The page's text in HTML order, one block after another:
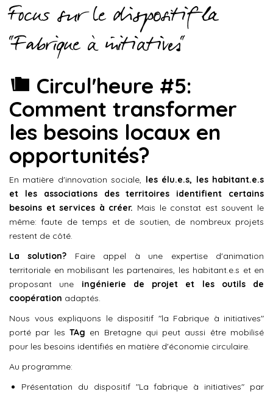
Focus sur le dispositif la
"Fabrique à initiatives"
Circul'heure #5:
Comment transformer
les besoins locaux en
opportunités?
En matière d'innovation sociale, les élu.e.s, les habitant.e.s
et les associations des territoires identifient certains
besoins et services à créer. Mais le constat est souvent le
même: faute de temps et de soutien, de nombreux projets
restent de côté.
La solution? Faire appel à une expertise d'animation
territoriale en mobilisant les partenaires, les habitant.e.s et en
proposant une ingénierie de projet et les outils de
coopération adaptés.
Nous vous expliquons le dispositif "la Fabrique à initiatives"
porté par les TAg en Bretagne qui peut aussi être mobilisé
pour les besoins identifiés en matière d'économie circulaire.
Au programme:
Présentation du dispositif "La fabrique à initiatives" par